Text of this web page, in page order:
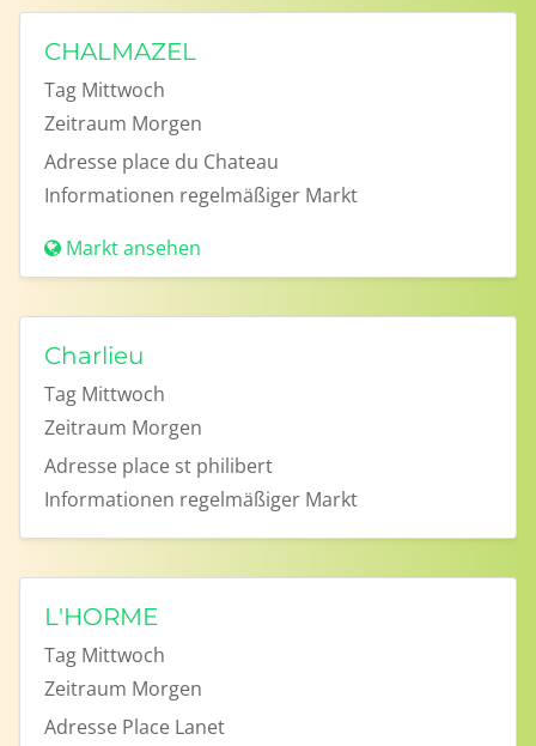
CHALMAZEL
Tag Mittwoch
Zeitraum Morgen
Adresse place du Chateau
Informationen regelmäßiger Markt
Markt ansehen
Charlieu
Tag Mittwoch
Zeitraum Morgen
Adresse place st philibert
Informationen regelmäßiger Markt
L'HORME
Tag Mittwoch
Zeitraum Morgen
Adresse Place Lanet